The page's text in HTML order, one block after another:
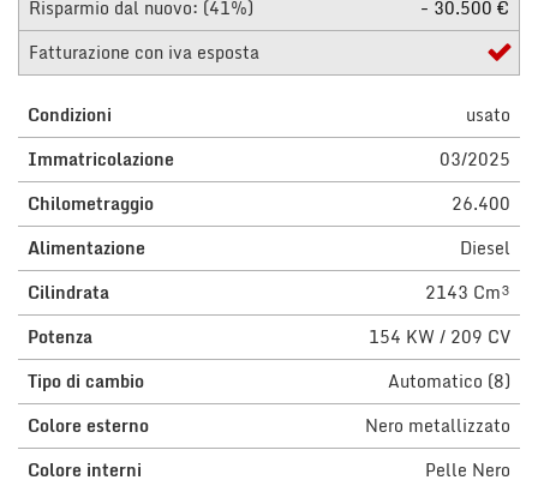
Risparmio dal nuovo: (41%)
- 30.500 €
Fatturazione con iva esposta
Condizioni
usato
Immatricolazione
03/2025
Chilometraggio
26.400
Alimentazione
Diesel
Cilindrata
2143 Cm³
Potenza
154 KW / 209 CV
Tipo di cambio
Automatico (8)
Colore esterno
Nero metallizzato
Colore interni
Pelle Nero
questi
strumenti
di
si
rimanda
alla
cookie
policy.
Puoi
rivedere
e
modificare
le
tue
scelte
in
qualsiasi
momento.